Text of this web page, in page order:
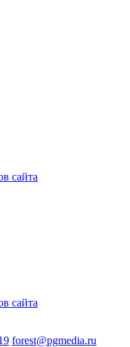
сайта
сайта
forest@pgmedia.ru